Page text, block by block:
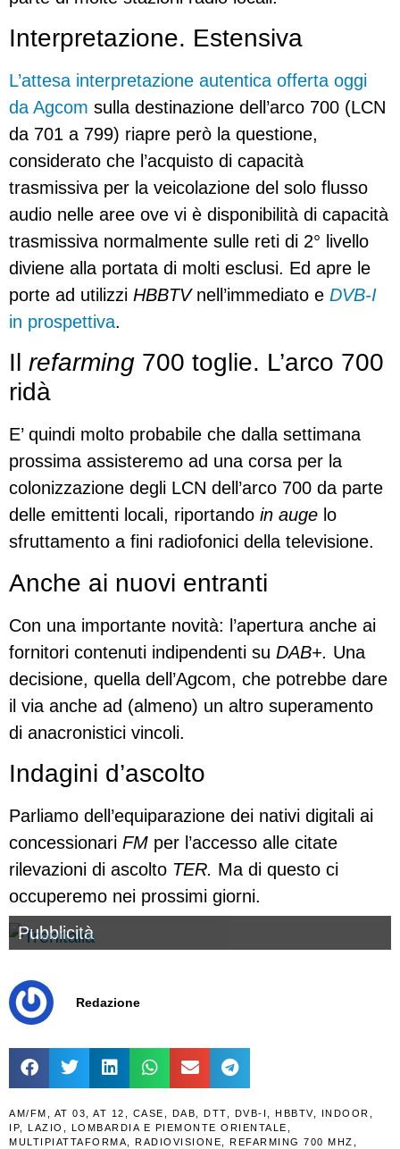
Interpretazione. Estensiva
L’attesa interpretazione autentica offerta oggi
da Agcom sulla destinazione dell’arco 700 (LCN
da 701 a 799) riapre però la questione,
considerato che l’acquisto di capacità
trasmissiva per la veicolazione del solo flusso
audio nelle aree ove vi è disponibilità di capacità
trasmissiva normalmente sulle reti di 2° livello
diviene alla portata di molti esclusi. Ed apre le
porte ad utilizzi HBBTVnell’immediato e DVB-I
in prospettiva.
Il refarming 700 toglie. L’arco 700
ridà
E’ quindi molto probabile che dalla settimana
prossima assisteremo ad una corsa per la
colonizzazione degli LCN dell’arco 700 da parte
delle emittenti locali, riportando in auge lo
sfruttamento a fini radiofonici della televisione.
Anche ai nuovi entranti
Con una importante novità: l’apertura anche ai
fornitori contenuti indipendenti su DAB+. Una
decisione, quella dell’Agcom, che potrebbe dare
il via anche ad (almeno) un altro superamento
di anacronistici vincoli.
Indagini d’ascolto
Parliamo dell’equiparazione dei nativi digitali ai
concessionari FM per l’accesso alle citate
rilevazioni di ascolto TER. Ma di questo ci
occuperemo nei prossimi giorni.
Pubblicità
Redazione
AM/FM AT 03 AT 12 CASE DAB DTT DVB-I HBBTV, INDOOR
IP
LAZIO LOMBARDIA E PIEMONTE ORIENTALE
MULTIPIATTAFORMA
RADIOVISIONE REFARMING 700 MHZ